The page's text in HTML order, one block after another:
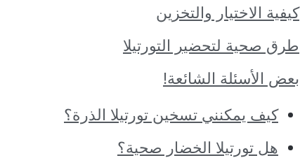
كيفية الاختيار والتخزين
طرق صحية لتحضير التورتيلا
بعض الأسئلة الشائعة!
كيف يمكنني تسخين تورتيلا الذرة؟
هل تورتيلا الخضار صحية؟